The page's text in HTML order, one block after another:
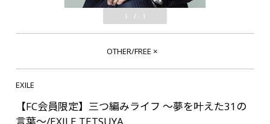
1 / 1
OTHER/FREE ×
EXILE
【FC会員限定】三つ編みライフ ～夢を叶えた31の
言葉～/EXILE TETSUYA